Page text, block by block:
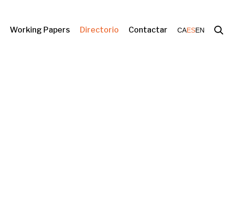
Working Papers Directorio Contactar CAESEN